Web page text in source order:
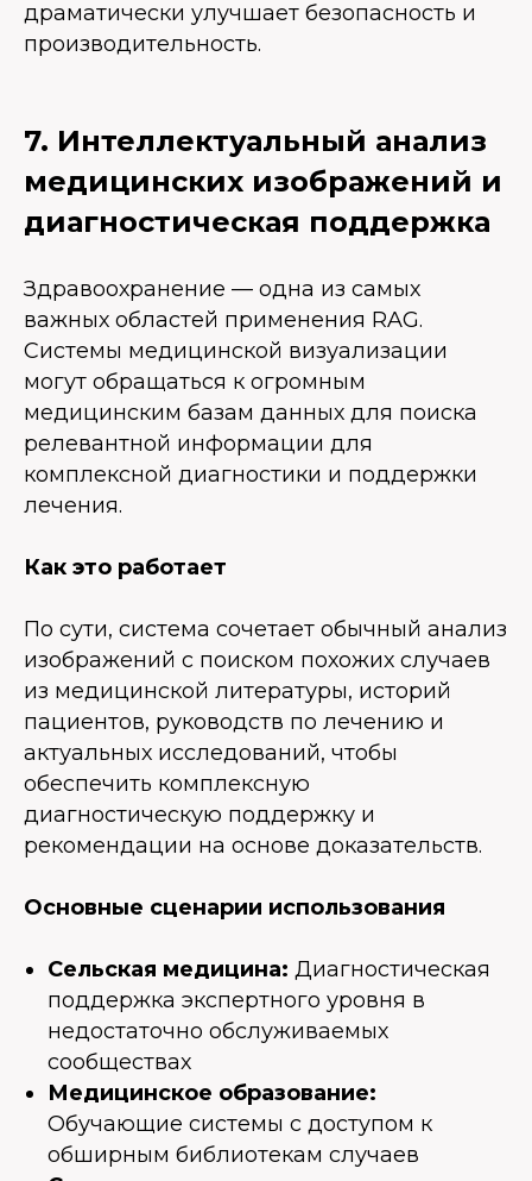
драматически улучшает безопасность и
производительность.
7. Интеллектуальный анализ
медицинских изображений и
диагностическая поддержка
Здравоохранение — одна из самых
важных областей применения RAG.
Системы медицинской визуализации
могут обращаться к огромным
медицинским базам данных для поиска
релевантной информации для
комплексной диагностики и поддержки
лечения.
Как это работает
По сути, система сочетает обычный анализ
изображений с поиском похожих случаев
из медицинской литературы, историй
пациентов, руководств по лечению и
актуальных исследований, чтобы
обеспечить комплексную
диагностическую поддержку и
рекомендации на основе доказательств.
Основные сценарии использования
Сельская медицина: Диагностическая
поддержка экспертного уровня в
недостаточно обслуживаемых
сообществах
Медицинское образование:
Обучающие системы с доступом к
обширным библиотекам случаев